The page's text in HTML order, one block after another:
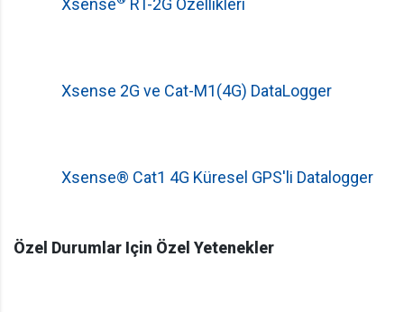
Xsense RT-2G Özellikleri
Xsense 2G ve Cat-M1(4G) DataLogger
Xsense® Cat1 4G Küresel GPS'li Datalogger
Özel Durumlar Için Özel Yetenekler